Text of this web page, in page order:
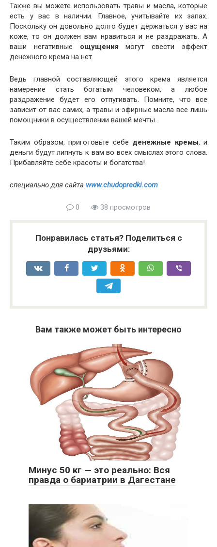
Также вы можете использовать травы и масла, которые
есть у вас в наличии. Главное, учитывайте их запах.
Поскольку он довольно долго будет держаться у вас на
коже, то он должен вам нравиться и не раздражать. А
ваши негативные ощущениямогут свести эффект
денежного крема на нет.
Ведь главной составляющей этого крема является
намерение стать богатым человеком, а любое
раздражение будет его отпугивать. Помните, что все
зависит от вас самих, а травы и эфирные масла все лишь
помощники в осуществлении вашей мечты.
Таким образом, приготовьте себе денежные кремы, и
деньги будут липнуть к вам во всех смыслах этого слова.
Прибавляйте себе красоты и богатства!
специально для сайта www.chudopredki.com
0 38 просмотров
Понравилась статья? Поделиться с
друзьями:
Вам также может быть интересно
Минус 50 кг — это реально: Вся
правда о бариатрии в Дагестане